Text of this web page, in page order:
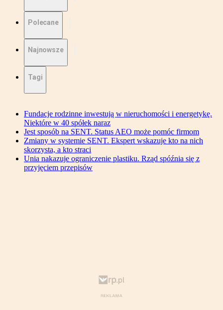
Polecane
Najnowsze
Tagi
Fundacje rodzinne inwestują w nieruchomości i energetykę.
Niektóre w 40 spółek naraz
Jest sposób na SENT. Status AEO może pomóc firmom
Zmiany w systemie SENT. Ekspert wskazuje kto na nich
skorzysta, a kto straci
Unia nakazuje ograniczenie plastiku. Rząd spóźnia się z
przyjęciem przepisów